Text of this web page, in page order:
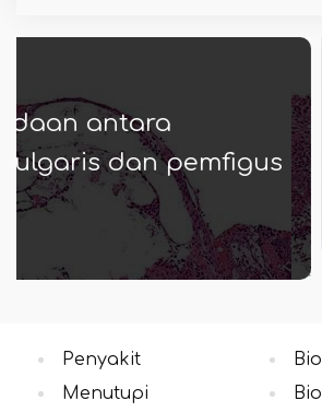
Apa perbedaan
dan kapas
Ms. Nathaniel Kihn
Penyakit
Menutupi